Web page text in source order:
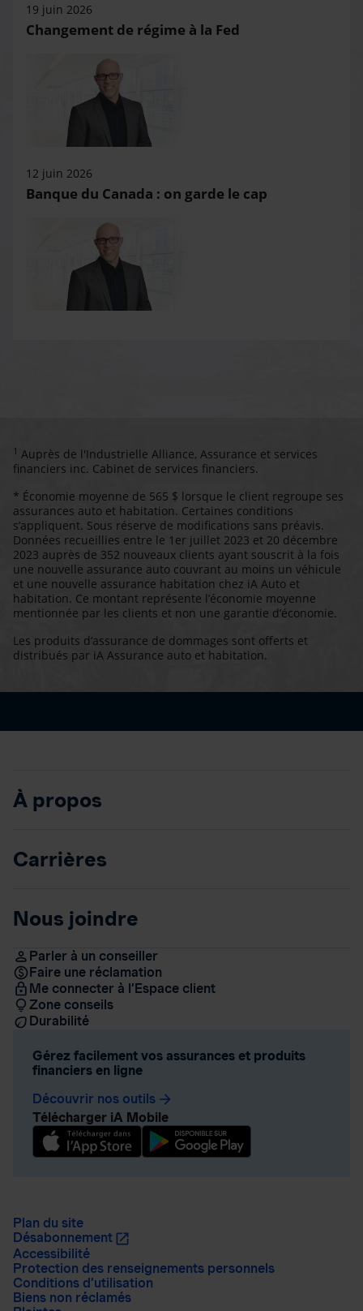
19 juin 2026
Changement de régime à la Fed
12 juin 2026
Banque du Canada : on garde le cap
1 Auprès de l'Industrielle Alliance, Assurance et services
financiers inc. Cabinet de services financiers.
* Économie moyenne de 565 $ lorsque le client regroupe ses
assurances auto et habitation. Certaines conditions
s’appliquent. Sous réserve de modifications sans préavis.
Données recueillies entre le 1er juillet 2023 et 20 décembre
2023 auprès de 352 nouveaux clients ayant souscrit à la fois
une nouvelle assurance auto couvrant au moins un véhicule
et une nouvelle assurance habitation chez iA Auto et
habitation. Ce montant représente l’économie moyenne
mentionnée par les clients et non une garantie d’économie.
Les produits d’assurance de dommages sont offerts et
distribués par iA Assurance auto et habitation.
À propos
Carrières
Nous joindre
Parler à un conseiller
Faire une réclamation
Me connecter à l’Espace client
Zone conseils
Durabilité
Gérez facilement vos assurances et produits
financiers en ligne
Découvrir nos outils arrow_forward
Télécharger iA Mobile
Plan du site
Désabonnement
Accessibilité
Protection des renseignements personnels
Conditions d’utilisation
Biens non réclamés